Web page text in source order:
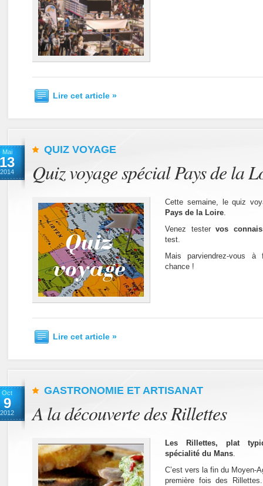
Lire cet article »
Mai
13
2014
QUIZ VOYAGE
Quiz voyage spécial Pays de la
Cette semaine, le quiz
Pays de la Loire.
Venez tester vos
test.
Mais parviendrez-vous
chance !
Lire cet article »
Oct
9
2012
GASTRONOMIE ET ARTISANAT
A la découverte des Rillettes
Les Rillettes, plat
spécialité du Mans.
C’est vers la fin du Moyen-
première fois des